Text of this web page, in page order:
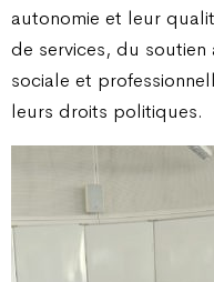
autonomie et leur
de services, du
sociale et
leurs droits politiques.